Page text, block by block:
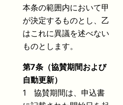
本条の範囲内において甲
が決定するものとし、乙
はこれに異議を述べない
ものとします。
第7条（協賛期間および
自動更新）
1 協賛期間は、申込書